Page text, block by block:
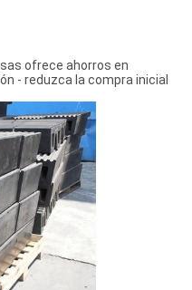
ofrece ahorros en
- reduzca la compra inicial